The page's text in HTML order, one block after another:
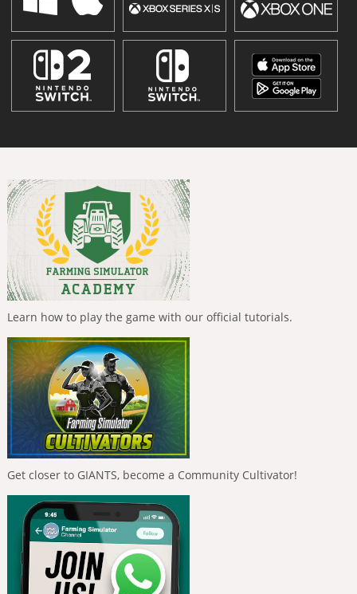
Learn how to play the game with our official tutorials.
Get closer to GIANTS, become a Community Cultivator!